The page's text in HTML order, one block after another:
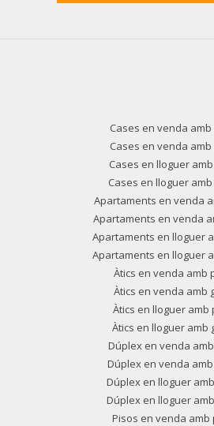
Cases en venda
Cases en venda
Cases en lloguer
Cases en lloguer
Apartaments en venda
Apartaments en venda
Apartaments en lloguer
Apartaments en lloguer
Àtics en venda amb
Àtics en venda amb
Àtics en lloguer
Àtics en lloguer amb
Dúplex en venda
Dúplex en venda
Dúplex en lloguer
Dúplex en lloguer
Pisos en venda